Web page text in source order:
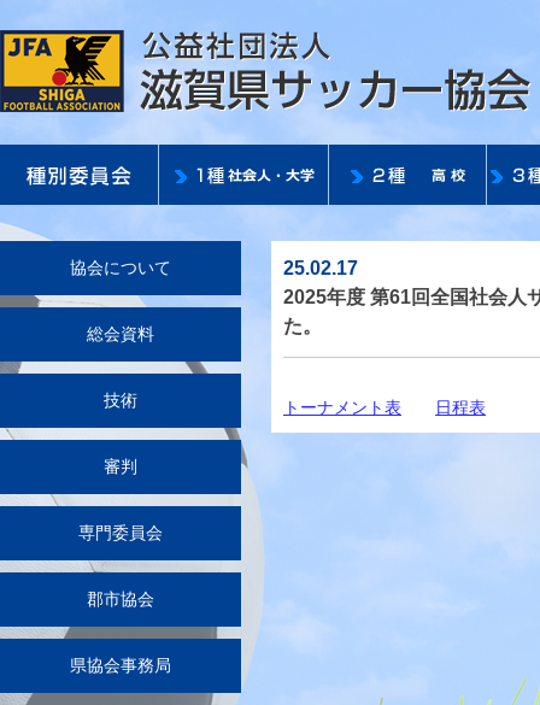
協会について
総会資料
技術
審判
専門委員会
郡市協会
県協会事務局
25.02.17
2025年度 第61回全国社会人
た。
トーナメント表 日程表